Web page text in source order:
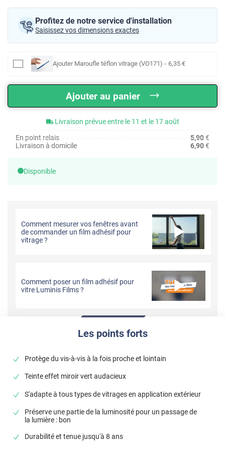
Profitez de notre service d'installation
Saisissez vos dimensions exactes
Ajouter Maroufle téflon vitrage (VO171) - 6,35 €
Ajouter au panier
Livraison prévue entre le 11 et le 17 août
En point relais
5,90€
Livraison à domicile
6,90€
Disponible
Comment mesurer vos fenêtres avant
de commander un film adhésif pour
vitrage ?
Comment poser un film adhésif pour
vitre Luminis Films ?
Les points forts
Protège du vis-à-vis à la fois proche et lointain
Teinte effet miroir vert audacieux
S'adapte à tous types de vitrages en application extérieur
Préserve une partie de la luminosité pour un passage de
la lumière : bon
Durabilité et tenue jusqu'à 8 ans